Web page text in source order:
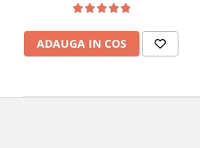
ADAUGA IN COS